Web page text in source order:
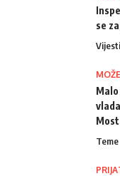
se
Vijesti
Teme